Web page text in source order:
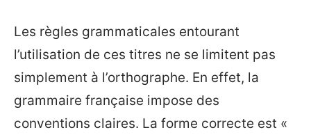
Les règles grammaticales entourant
l’utilisation de ces titres ne se limitent pas
simplement à l’orthographe. En effet, la
grammaire française impose des
conventions claires. La forme correcte est «